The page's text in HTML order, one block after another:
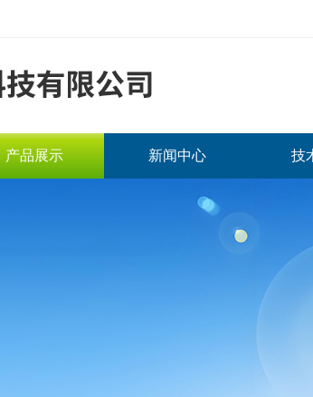
产品展示 新闻中心 技